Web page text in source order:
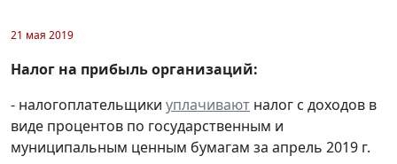
21 мая 2019
Налог на прибыль организаций:
- налогоплательщики уплачивают налог с доходов в
виде процентов по государственным и
муниципальным ценным бумагам за апрель 2019 г.